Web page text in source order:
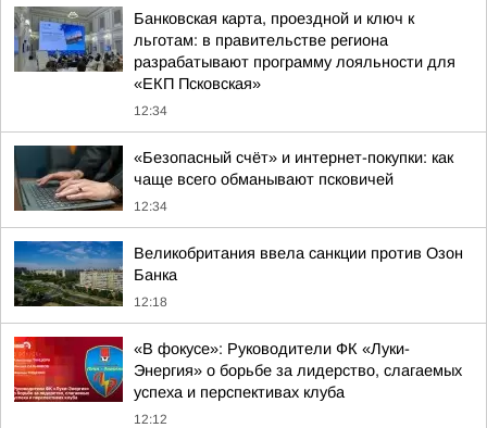
Банковская карта, проездной и ключ к
льготам: в правительстве региона
разрабатывают программу лояльности для
«ЕКП Псковская»
12:34
«Безопасный счёт» и интернет-покупки: как
чаще всего обманывают псковичей
12:34
Великобритания ввела санкции против Озон
Банка
12:18
«В фокусе»: Руководители ФК «Луки-
Энергия» о борьбе за лидерство, слагаемых
успеха и перспективах клуба
12:12